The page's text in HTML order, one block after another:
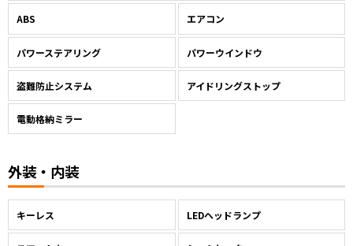
ABS エアコン
パワーステアリング パワーウインドウ
盗難防止システム アイドリングストップ
電動格納ミラー
外装・内装
キーレス LEDヘッドランプ